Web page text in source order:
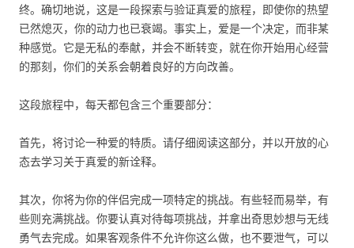
终。确切地说，这是一段探索与验证真爱的旅程，即使你的热望
已然熄灭，你的动力也已衰竭。事实上，爱是一个决定，而非某
种感觉。它是无私的奉献，并会不断转变，就在你开始用心经营
的那刻，你们的关系会朝着良好的方向改善。
这段旅程中，每天都包含三个重要部分：
首先，将讨论一种爱的特质。请仔细阅读这部分，并以开放的心
态去学习关于真爱的新诠释。
其次，你将为你的伴侣完成一项特定的挑战。有些轻而易举，有
些则充满挑战。你要认真对待每项挑战，并拿出奇思妙想与无线
勇气去完成。如果客观条件不允许你这么做，也不要泄气，可以